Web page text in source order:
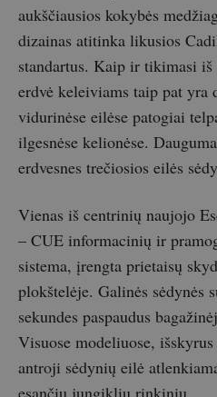
aukščiausios kokybės
dizainas atitinka likusios
standartus. Kaip ir tikimasi
erdvė keleiviams taip pat yra
vidurinėse eilėse patogiai
ilgesnėse kelionėse.
erdvesnes trečiosios eilės
Vienas iš centrinių naujojo
– CUE informacinių ir
sistema, įrengta prietaisų
plokštelėje. Galinės sėdynės
sekundes paspaudus
Visuose modeliuose,
antroji sėdynių eilė
esančių jungiklių rinkiniu.